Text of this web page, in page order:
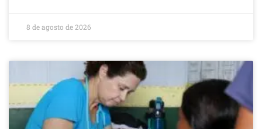
8 de agosto de 2026